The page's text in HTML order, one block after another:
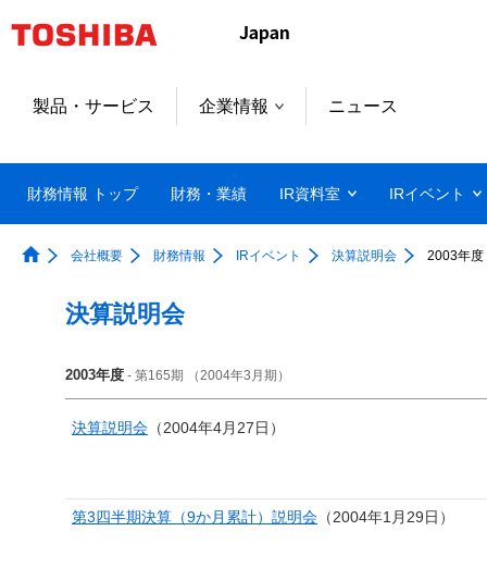
製品・サービス 企業情報 ニュース
財務情報 トップ 財務・業績 IR資料室 IRイベント
会社概要 財務情報 IRイベント 決算説明会 2003年度
決算説明会
2003年度 - 第165期 （2004年3月期）
決算説明会 （2004年4月27日）
第3四半期決算（9か月累計）説明会 （2004年1月29日）